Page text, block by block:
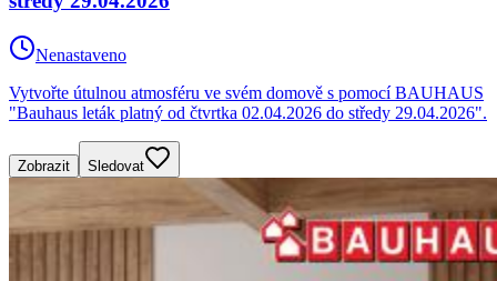
Nenastaveno
Vytvořte útulnou atmosféru ve svém domově s pomocí BAUHAUS
"Bauhaus leták platný od čtvrtka 02.04.2026 do středy 29.04.2026".
Zobrazit Sledovat